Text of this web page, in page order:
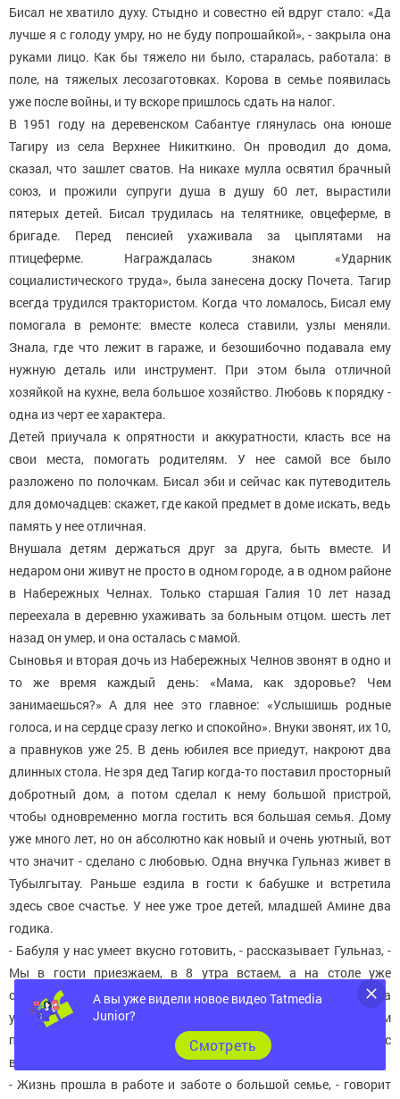
Бисал не хватило духу. Стыдно и совестно ей вдруг стало: «Да
лучше я с голоду умру, но не буду попрошайкой», - закрыла она
руками лицо. Как бы тяжело ни было, старалась, работала: в
поле, на тяжелых лесозаготовках. Корова в семье появилась
уже после войны, и ту вскоре пришлось сдать на налог.
В 1951 году на деревенском Сабантуе глянулась она юноше
Тагиру из села Верхнее Никиткино. Он проводил до дома,
сказал, что зашлет сватов. На никахе мулла освятил брачный
союз, и прожили супруги душа в душу 60 лет, вырастили
пятерых детей. Бисал трудилась на телятнике, овцеферме, в
бригаде. Перед пенсией ухаживала за цыплятами на
птицеферме. Награждалась знаком «Ударник
социалистического труда», была занесена доску Почета. Тагир
всегда трудился трактористом. Когда что ломалось, Бисал ему
помогала в ремонте: вместе колеса ставили, узлы меняли.
Знала, где что лежит в гараже, и безошибочно подавала ему
нужную деталь или инструмент. При этом была отличной
хозяйкой на кухне, вела большое хозяйство. Любовь к порядку -
одна из черт ее характера.
Детей приучала к опрятности и аккуратности, класть все на
свои места, помогать родителям. У нее самой все было
разложено по полочкам. Бисал эби и сейчас как путеводитель
для домочадцев: скажет, где какой предмет в доме искать, ведь
память у нее отличная.
Внушала детям держаться друг за друга, быть вместе. И
недаром они живут не просто в одном городе, а в одном районе
в Набережных Челнах. Только старшая Галия 10 лет назад
переехала в деревню ухаживать за больным отцом. шесть лет
назад он умер, и она осталась с мамой.
Сыновья и вторая дочь из Набережных Челнов звонят в одно и
то же время каждый день: «Мама, как здоровье? Чем
занимаешься?» А для нее это главное: «Услышишь родные
голоса, и на сердце сразу легко и спокойно». Внуки звонят, их 10,
а правнуков уже 25. В день юбилея все приедут, накроют два
длинных стола. Не зря дед Тагир когда-то поставил просторный
добротный дом, а потом сделал к нему большой пристрой,
чтобы одновременно могла гостить вся большая семья. Дому
уже много лет, но он абсолютно как новый и очень уютный, вот
что значит - сделано с любовью. Одна внучка Гульназ живет в
Тубылгытау. Раньше ездила в гости к бабушке и встретила
здесь свое счастье. У нее уже трое детей, младшей Амине два
годика.
- Бабуля у нас умеет вкусно готовить, - рассказывает Гульназ, -
Мы в гости приезжаем, в 8 утра встаем, а на столе уже
свежеиспеченные пироги. Мы все удивлялись, как она
успевала? И корову подоить, и скотину посмотреть, и нам
пирогов напечь. И вязать она мастерица! Обеспечивала нас
всех теплыми носками.
- Жизнь прошла в работе и заботе о большой семье, - говорит
А вы уже видели новое видео Tatmedia
Junior?
Cмотреть